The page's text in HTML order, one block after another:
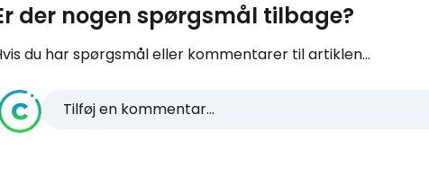
der nogen spørgsmål tilbage?
du har spørgsmål eller kommentarer til artiklen...
Tilføj en kommentar...